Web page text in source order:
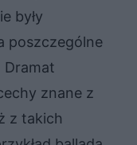
były
poszczególne
Dramat
znane z
z takich